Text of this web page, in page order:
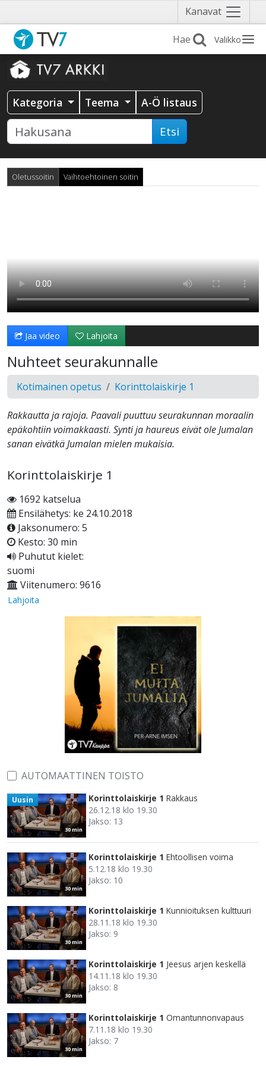
Kanavat Näytä
valikko
Valikko
Kategoria Teema A-Ö listaus
Etsi
Oletussoitin Vaihtoehtoinen soitin
Jaa video Lahjoita
Nuhteet seurakunnalle
Kotimainen opetus Korinttolaiskirje 1
Rakkautta ja rajoja. Paavali puuttuu seurakunnan moraalin
epäkohtiin voimakkaasti. Synti ja haureus eivät ole Jumalan
sanan eivätkä Jumalan mielen mukaisia.
Korinttolaiskirje 1
1692 katselua
Ensilähetys: ke 24.10.2018
Jaksonumero: 5
Kesto: 30 min
Puhutut kielet:
suomi
Viitenumero: 9616
Lahjoita
AUTOMAATTINEN TOISTO
30 min
Uusin Korinttolaiskirje 1 Rakkaus
26.12.18 klo 19.30
Jakso: 13
30 min
Korinttolaiskirje 1 Ehtoollisen voima
5.12.18 klo 19.30
Jakso: 10
30 min
Korinttolaiskirje 1 Kunnioituksen kulttuuri
28.11.18 klo 19.30
Jakso: 9
30 min
Korinttolaiskirje 1 Jeesus arjen keskellä
14.11.18 klo 19.30
Jakso: 8
30 min
Korinttolaiskirje 1 Omantunnonvapaus
7.11.18 klo 19.30
Jakso: 7